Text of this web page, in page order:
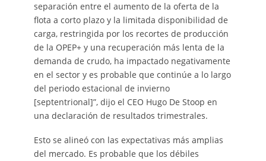
separación entre el aumento de la oferta de la
flota a corto plazo y la limitada disponibilidad de
carga, restringida por los recortes de producción
de la OPEP+ y una recuperación más lenta de la
demanda de crudo, ha impactado negativamente
en el sector y es probable que continúe a lo largo
del periodo estacional de invierno
[septentrional]”, dijo el CEO Hugo De Stoop en
una declaración de resultados trimestrales.
Esto se alineó con las expectativas más amplias
del mercado. Es probable que los débiles